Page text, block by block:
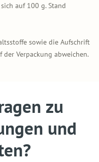
auf 100 g. Stand
sowie die Aufschrift
Verpackung abweichen.
zu
und